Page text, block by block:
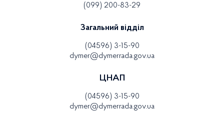
(099) 200-83-29
Загальний відділ
(04596) 3-15-90
dymer@dymerrada.gov.ua
ЦНАП
(04596) 3-15-90
dymer@dymerrada.gov.ua